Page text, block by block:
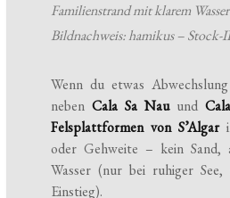
Familienstrand mit klarem
Bildnachweis: hamikus –
Wenn du etwas
nebenCala Sa Nauund
Felsplattformen von S’Algar
oder Gehweite – kein Sand,
Wasser (nur bei ruhiger
Einstieg).